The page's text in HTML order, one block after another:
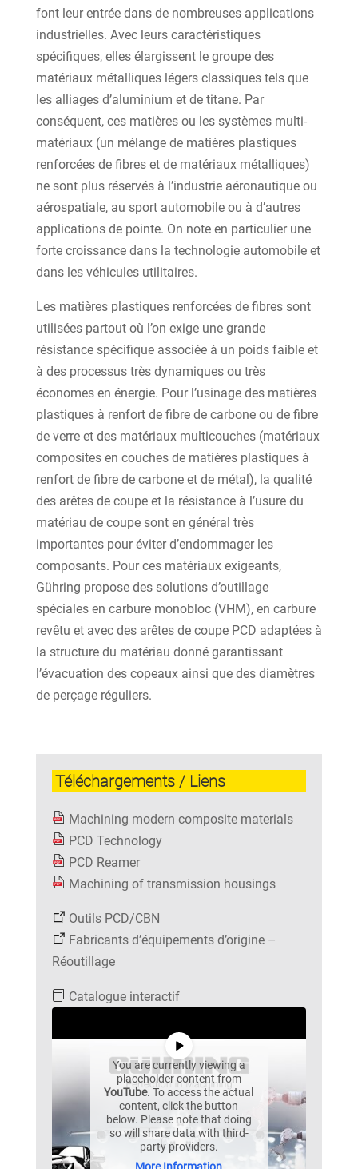
font leur entrée dans de nombreuses applications
industrielles. Avec leurs caractéristiques
spécifiques, elles élargissent le groupe des
matériaux métalliques légers classiques tels que
les alliages d’aluminium et de titane. Par
conséquent, ces matières ou les systèmes multi-
matériaux (un mélange de matières plastiques
renforcées de fibres et de matériaux métalliques)
ne sont plus réservés à l’industrie aéronautique ou
aérospatiale, au sport automobile ou à d’autres
applications de pointe. On note en particulier une
forte croissance dans la technologie automobile et
dans les véhicules utilitaires.
Les matières plastiques renforcées de fibres sont
utilisées partout où l’on exige une grande
résistance spécifique associée à un poids faible et
à des processus très dynamiques ou très
économes en énergie. Pour l’usinage des matières
plastiques à renfort de fibre de carbone ou de fibre
de verre et des matériaux multicouches (matériaux
composites en couches de matières plastiques à
renfort de fibre de carbone et de métal), la qualité
des arêtes de coupe et la résistance à l’usure du
matériau de coupe sont en général très
importantes pour éviter d’endommager les
composants. Pour ces matériaux exigeants,
Gühring propose des solutions d’outillage
spéciales en carbure monobloc (VHM), en carbure
revêtu et avec des arêtes de coupe PCD adaptées à
la structure du matériau donné garantissant
l’évacuation des copeaux ainsi que des diamètres
de perçage réguliers.
Téléchargements / Liens
Machining modern composite materials
PCD Technology
PCD Reamer
Machining of transmission housings
Outils PCD/CBN
Fabricants d’équipements d’origine –
Réoutillage
Catalogue interactif
You are currently viewing a
placeholder content from
YouTube. To access the actual
content, click the button
below. Please note that doing
so will share data with third-
party providers.